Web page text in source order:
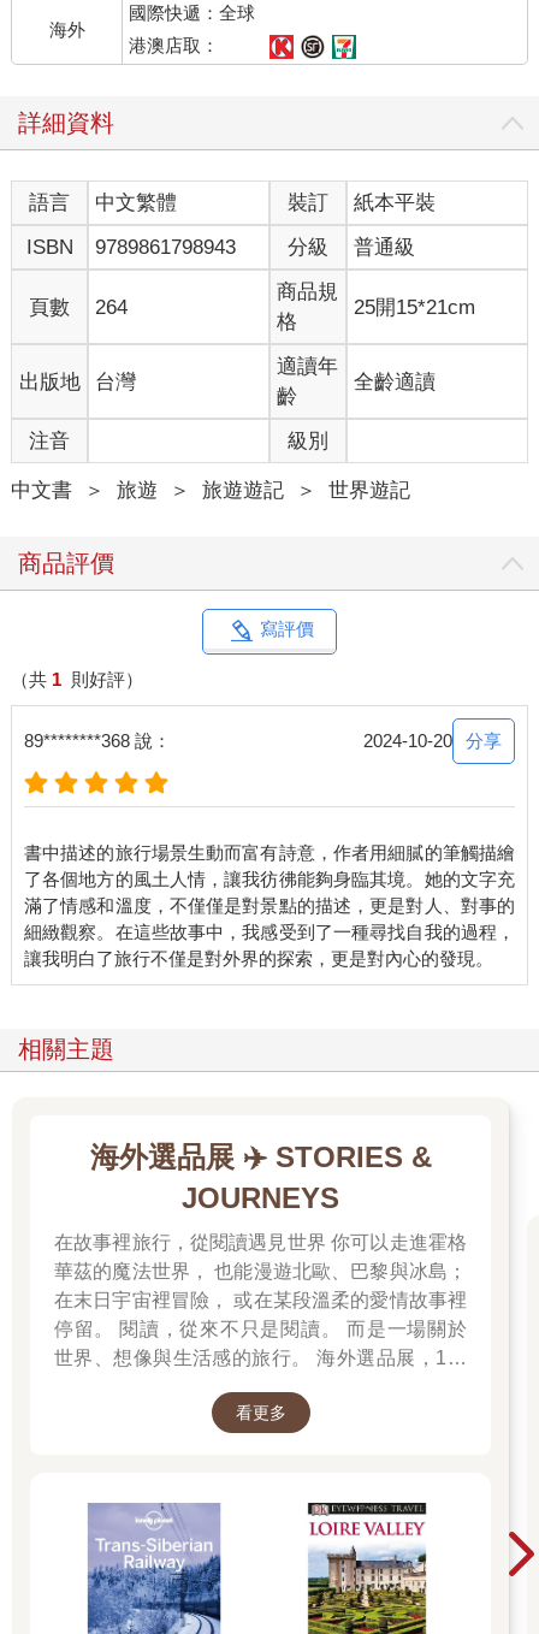
海外
國際快遞：全球
港澳店取：
詳細資料
語言 中文繁體 裝訂
紙本平裝
ISBN
9789861798943 分級 普通級
頁數 264
商品規
格
25開15*21cm
出版地 台灣
適讀年
齡
全齡適讀
注音 級別
中文書 ＞ 旅遊 ＞ 旅遊遊記 ＞ 世界遊記
商品評價
寫評價
（共 1 則好評）
89********368 說： 2024-10-20 分享
書中描述的旅行場景生動而富有詩意，作者用細膩的筆觸描繪
了各個地方的風土人情，讓我彷彿能夠身臨其境。她的文字充
滿了情感和溫度，不僅僅是對景點的描述，更是對人、對事的
細緻觀察。在這些故事中，我感受到了一種尋找自我的過程，
相關主題
海外選品展 ✈️ STORIES &
JOURNEYS
在故事裡旅行，從閱讀遇見世界 你可以走進霍格
華茲的魔法世界， 也能漫遊北歐、巴黎與冰島；
在末日宇宙裡冒險， 或在某段溫柔的愛情故事裡
停留。 閱讀，從來不只是閱讀。 而是一場關於
世界、想像與生活感的旅行。 海外選品展，1折
看更多